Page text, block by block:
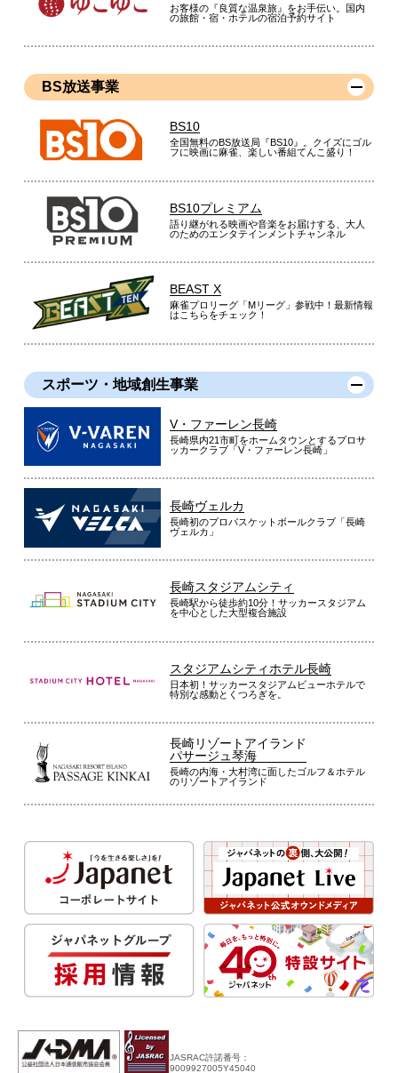
お客様の『良質な温泉旅』をお手伝い。国内
の旅館・宿・ホテルの宿泊予約サイト
BS放送事業
BS10
全国無料のBS放送局『BS10』。クイズにゴル
フに映画に麻雀、楽しい番組てんこ盛り！
BS10プレミアム
語り継がれる映画や音楽をお届けする、大人
のためのエンタテインメントチャンネル
BEAST X
麻雀プロリーグ「Mリーグ」参戦中！最新情報
はこちらをチェック！
スポーツ・地域創生事業
V・ファーレン長崎
長崎県内21市町をホームタウンとするプロサ
ッカークラブ「V・ファーレン長崎」
長崎ヴェルカ
長崎初のプロバスケットボールクラブ「長崎
ヴェルカ」
長崎スタジアムシティ
長崎駅から徒歩約10分！サッカースタジアム
を中心とした大型複合施設
スタジアムシティホテル長崎
日本初！サッカースタジアムビューホテルで
特別な感動とくつろぎを。
長崎リゾートアイランド
パサージュ琴海
長崎の内海・大村湾に面したゴルフ＆ホテル
のリゾートアイランド
JASRAC許諾番号：
9009927005Y45040